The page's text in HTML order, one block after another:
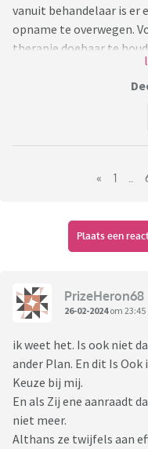
vanuit behandelaar is er
opname te overwegen.
therapie doebaar te
met 3 jonge kinderen
ontregeld. Behandeling
komt ook in therapie
dat ik nog meer
confronterend, ik wil
ga. Maar op mijn
doe. Ik wil niet zo slecht
obsessief. Hoe maak je
Partner etc vinden t
« 1
Plaats een
PrizeHeron68
26-02-2024om 23:45
ik weet het. Is ook niet
ander Plan. En dit Is
Keuze bij mij.
En als Zij ene aanraadt
niet meer.
Althans ze twijfels aan